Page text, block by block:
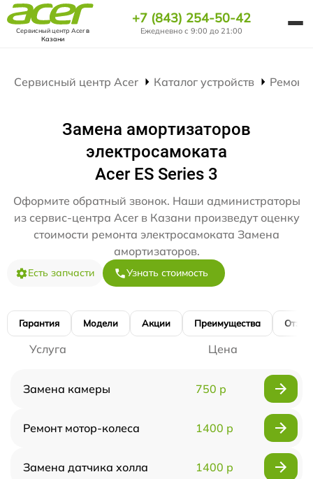
Сервисный центр Acerв
Казани
+7 (843) 254-50-42
Ежедневно с 9:00 до 21:00
Сервисный центр Acer Каталог устройств Ремонт
Замена амортизаторов
электросамоката
Acer ES Series 3
Оформите обратный звонок. Наши администраторы
из сервис-центра Acer в Казани произведут оценку
стоимости ремонта электросамоката Замена
амортизаторов.
Есть запчасти Узнать стоимость
Гарантия Модели Акции Преимущества
Услуга Цена
Замена камеры 750 р
Ремонт мотор-колеса 1400 р
Замена датчика холла 1400 р